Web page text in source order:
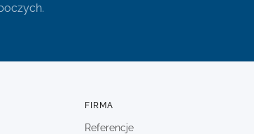
FIRMA
Referencje